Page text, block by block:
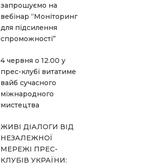
запрошуємо на
вебінар “Моніторинг
для підсилення
спроможності”
4 червня о 12.00 у
прес-клубі витатиме
вайб сучасного
міжнародного
мистецтва
ЖИВІ ДІАЛОГИ ВІД
НЕЗАЛЕЖНОЇ
МЕРЕЖІ ПРЕС-
КЛУБІВ УКРАЇНИ: